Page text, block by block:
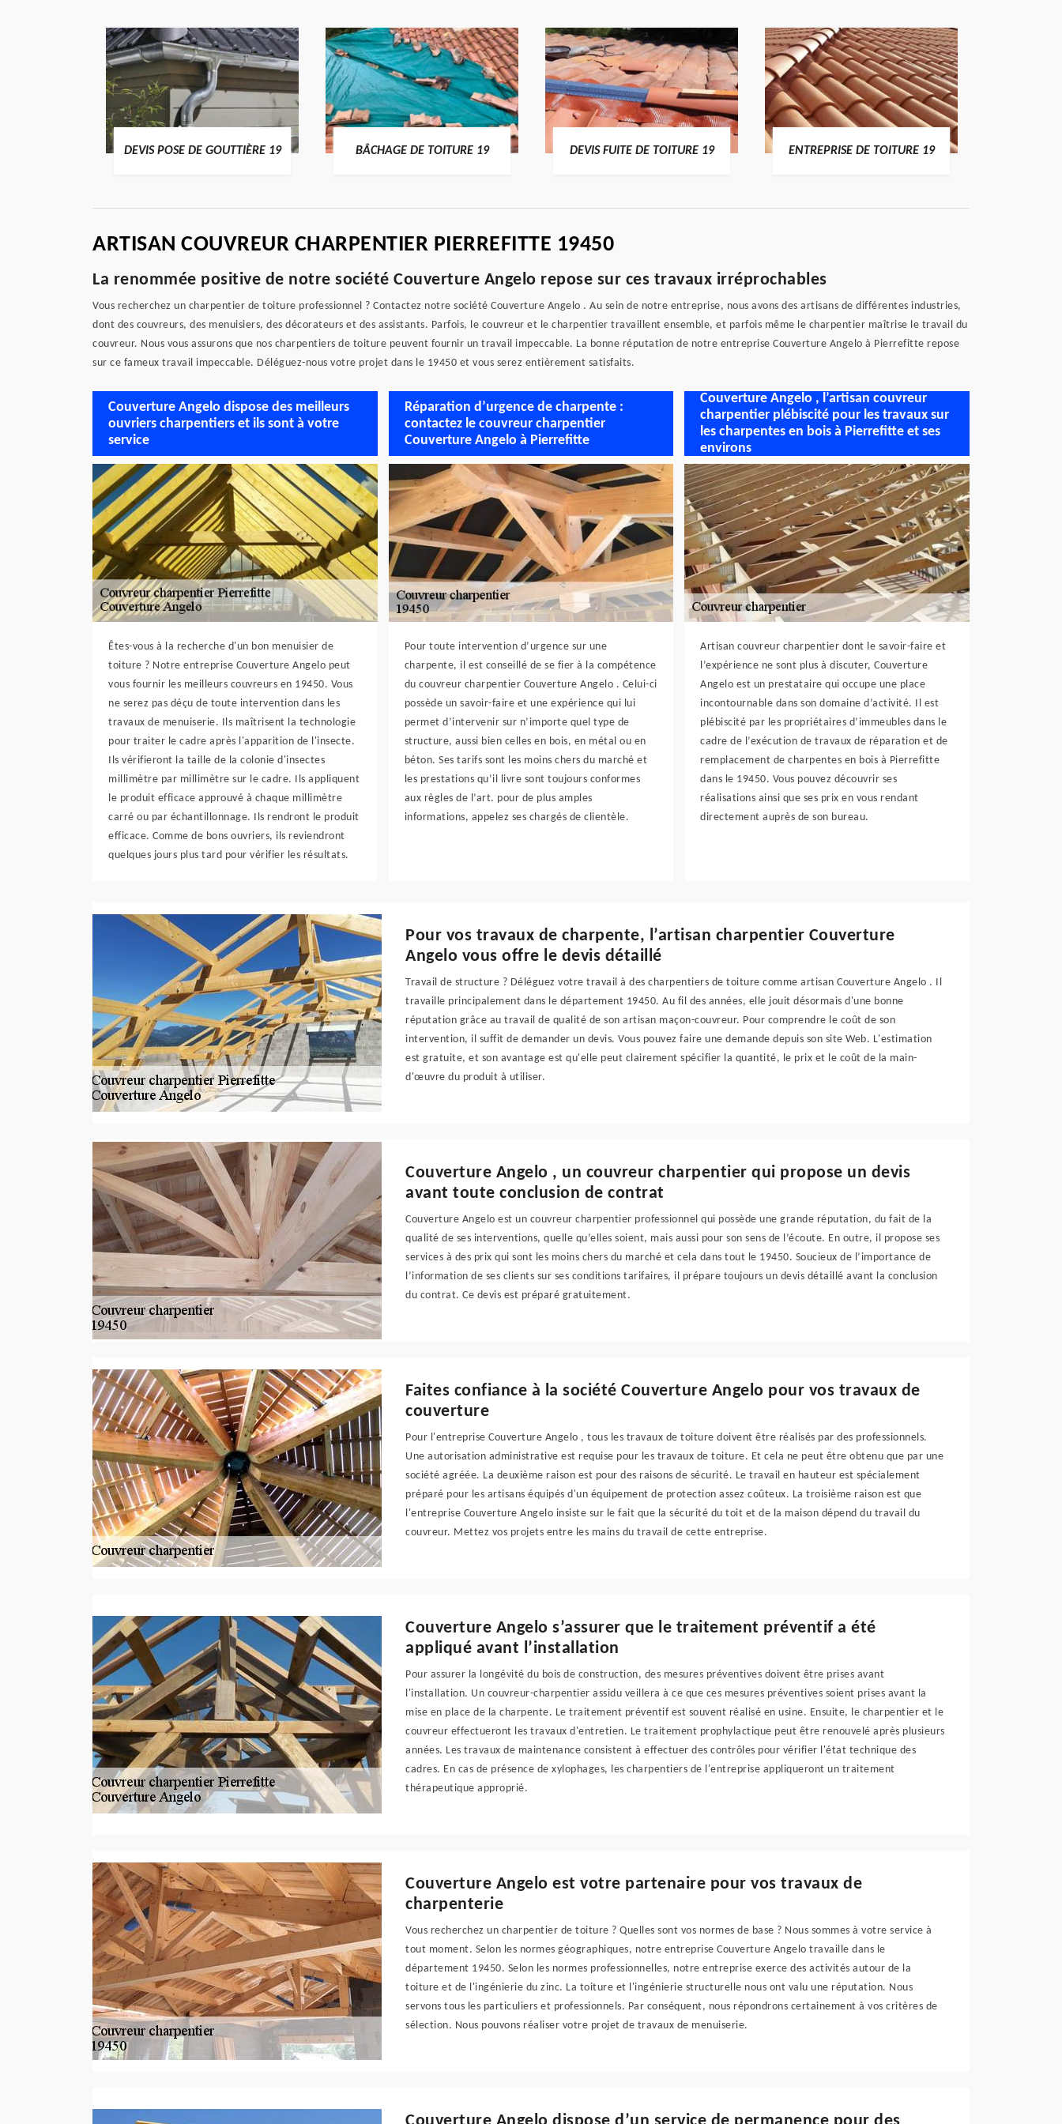
DEVIS POSE DE GOUTTIÈRE 19 BÂCHAGE DE TOITURE 19 DEVIS FUITE DE TOITURE 19 ENTREPRISE DE TOITURE 19
ARTISAN COUVREUR CHARPENTIER PIERREFITTE 19450
La renommée positive de notre société Couverture Angelo repose sur ces travaux irréprochables
Vous recherchez un charpentier de toiture professionnel ? Contactez notre société Couverture Angelo . Au sein de notre entreprise, nous avons des artisans de différentes industries,
dont des couvreurs, des menuisiers, des décorateurs et des assistants. Parfois, le couvreur et le charpentier travaillent ensemble, et parfois même le charpentier maîtrise le travail du
couvreur. Nous vous assurons que nos charpentiers de toiture peuvent fournir un travail impeccable. La bonne réputation de notre entreprise Couverture Angelo à Pierrefitte repose
sur ce fameux travail impeccable. Déléguez-nous votre projet dans le 19450 et vous serez entièrement satisfaits.
Couverture Angelo dispose des meilleurs
ouvriers charpentiers et ils sont à votre
service
Êtes-vous à la recherche d'un bon menuisier de
toiture ? Notre entreprise Couverture Angelo peut
vous fournir les meilleurs couvreurs en 19450. Vous
ne serez pas déçu de toute intervention dans les
travaux de menuiserie. Ils maîtrisent la technologie
pour traiter le cadre après l'apparition de l'insecte.
Ils vérifieront la taille de la colonie d'insectes
millimètre par millimètre sur le cadre. Ils appliquent
le produit efficace approuvé à chaque millimètre
carré ou par échantillonnage. Ils rendront le produit
efficace. Comme de bons ouvriers, ils reviendront
quelques jours plus tard pour vérifier les résultats.
Réparation d’urgence de charpente :
contactez le couvreur charpentier
Couverture Angelo à Pierrefitte
Pour toute intervention d’urgence sur une
charpente, il est conseillé de se fier à la compétence
du couvreur charpentier Couverture Angelo . Celui-ci
possède un savoir-faire et une expérience qui lui
permet d’intervenir sur n’importe quel type de
structure, aussi bien celles en bois, en métal ou en
béton. Ses tarifs sont les moins chers du marché et
les prestations qu’il livre sont toujours conformes
aux règles de l’art. pour de plus amples
informations, appelez ses chargés de clientèle.
Couverture Angelo , l’artisan couvreur
charpentier plébiscité pour les travaux sur
les charpentes en bois à Pierrefitte et ses
environs
Artisan couvreur charpentier dont le savoir-faire et
l’expérience ne sont plus à discuter, Couverture
Angelo est un prestataire qui occupe une place
incontournable dans son domaine d’activité. Il est
plébiscité par les propriétaires d’immeubles dans le
cadre de l’exécution de travaux de réparation et de
remplacement de charpentes en bois à Pierrefitte
dans le 19450. Vous pouvez découvrir ses
réalisations ainsi que ses prix en vous rendant
directement auprès de son bureau.
Pour vos travaux de charpente, l’artisan charpentier Couverture
Angelo vous offre le devis détaillé
Travail de structure ? Déléguez votre travail à des charpentiers de toiture comme artisan Couverture Angelo . Il
travaille principalement dans le département 19450. Au fil des années, elle jouit désormais d'une bonne
réputation grâce au travail de qualité de son artisan maçon-couvreur. Pour comprendre le coût de son
intervention, il suffit de demander un devis. Vous pouvez faire une demande depuis son site Web. L'estimation
est gratuite, et son avantage est qu'elle peut clairement spécifier la quantité, le prix et le coût de la main-
d'œuvre du produit à utiliser.
Couverture Angelo , un couvreur charpentier qui propose un devis
avant toute conclusion de contrat
Couverture Angelo est un couvreur charpentier professionnel qui possède une grande réputation, du fait de la
qualité de ses interventions, quelle qu’elles soient, mais aussi pour son sens de l’écoute. En outre, il propose ses
services à des prix qui sont les moins chers du marché et cela dans tout le 19450. Soucieux de l’importance de
l’information de ses clients sur ses conditions tarifaires, il prépare toujours un devis détaillé avant la conclusion
du contrat. Ce devis est préparé gratuitement.
Faites confiance à la société Couverture Angelo pour vos travaux de
couverture
Pour l'entreprise Couverture Angelo , tous les travaux de toiture doivent être réalisés par des professionnels.
Une autorisation administrative est requise pour les travaux de toiture. Et cela ne peut être obtenu que par une
société agréée. La deuxième raison est pour des raisons de sécurité. Le travail en hauteur est spécialement
préparé pour les artisans équipés d'un équipement de protection assez coûteux. La troisième raison est que
l'entreprise Couverture Angelo insiste sur le fait que la sécurité du toit et de la maison dépend du travail du
couvreur. Mettez vos projets entre les mains du travail de cette entreprise.
Couverture Angelo s’assurer que le traitement préventif a été
appliqué avant l’installation
Pour assurer la longévité du bois de construction, des mesures préventives doivent être prises avant
l'installation. Un couvreur-charpentier assidu veillera à ce que ces mesures préventives soient prises avant la
mise en place de la charpente. Le traitement préventif est souvent réalisé en usine. Ensuite, le charpentier et le
couvreur effectueront les travaux d'entretien. Le traitement prophylactique peut être renouvelé après plusieurs
années. Les travaux de maintenance consistent à effectuer des contrôles pour vérifier l'état technique des
cadres. En cas de présence de xylophages, les charpentiers de l'entreprise appliqueront un traitement
thérapeutique approprié.
Couverture Angelo est votre partenaire pour vos travaux de
charpenterie
Vous recherchez un charpentier de toiture ? Quelles sont vos normes de base ? Nous sommes à votre service à
tout moment. Selon les normes géographiques, notre entreprise Couverture Angelo travaille dans le
département 19450. Selon les normes professionnelles, notre entreprise exerce des activités autour de la
toiture et de l'ingénierie du zinc. La toiture et l'ingénierie structurelle nous ont valu une réputation. Nous
servons tous les particuliers et professionnels. Par conséquent, nous répondrons certainement à vos critères de
sélection. Nous pouvons réaliser votre projet de travaux de menuiserie.